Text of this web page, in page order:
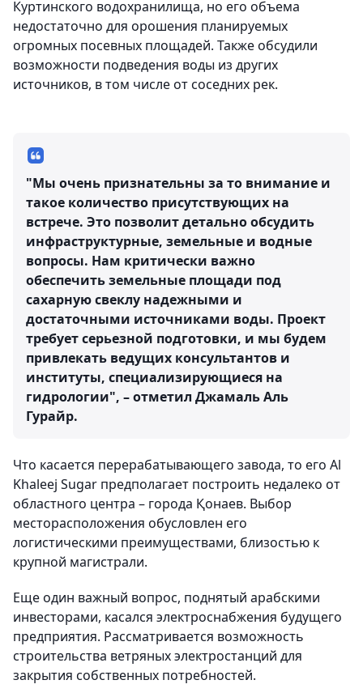
Куртинского водохранилища, но его объема
недостаточно для орошения планируемых
огромных посевных площадей. Также обсудили
возможности подведения воды из других
источников, в том числе от соседних рек.
"Мы очень признательны за то внимание и
такое количество присутствующих на
встрече. Это позволит детально обсудить
инфраструктурные, земельные и водные
вопросы. Нам критически важно
обеспечить земельные площади под
сахарную свеклу надежными и
достаточными источниками воды. Проект
требует серьезной подготовки, и мы будем
привлекать ведущих консультантов и
институты, специализирующиеся на
гидрологии", – отметил Джамаль Аль
Гурайр.
Что касается перерабатывающего завода, то его Al
Khaleej Sugar предполагает построить недалеко от
областного центра – города Қонаев. Выбор
месторасположения обусловлен его
логистическими преимуществами, близостью к
крупной магистрали.
Еще один важный вопрос, поднятый арабскими
инвесторами, касался электроснабжения будущего
предприятия. Рассматривается возможность
строительства ветряных электростанций для
закрытия собственных потребностей.